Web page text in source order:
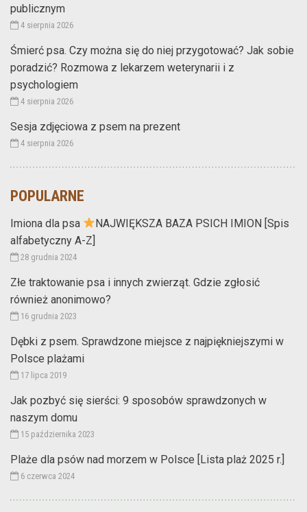
publicznym
4 sierpnia 2026
Śmierć psa. Czy można się do niej przygotować? Jak sobie
poradzić? Rozmowa z lekarzem weterynarii i z
psychologiem
4 sierpnia 2026
Sesja zdjęciowa z psem na prezent
4 sierpnia 2026
POPULARNE
Imiona dla psa
NAJWIĘKSZA BAZA PSICH IMION [Spis
alfabetyczny A-Z]
28 grudnia 2024
Złe traktowanie psa i innych zwierząt. Gdzie zgłosić
również anonimowo?
16 grudnia 2023
Dębki z psem. Sprawdzone miejsce z najpiękniejszymi w
Polsce plażami
17 lipca 2019
Jak pozbyć się sierści: 9 sposobów sprawdzonych w
naszym domu
15 października 2023
Plaże dla psów nad morzem w Polsce [Lista plaż 2025 r.]
6 czerwca 2024